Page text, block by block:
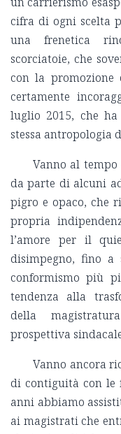
cifra di ogni scelta
una frenetica
scorciatoie, che
con la promozione
certamente
luglio 2015, che
stessa antropologia
Vanno al tempo
da parte di alcuni
pigro e opaco, che
propria
l’amore per il
disimpegno, fino a
conformismo più
tendenza alla
della
prospettiva
Vanno ancora
di contiguità con
anni abbiamo
ai magistrati che